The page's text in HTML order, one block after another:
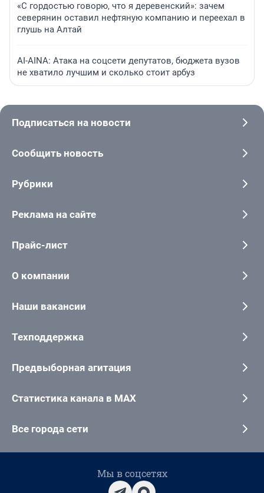
«С гордостью говорю, что я деревенский»: зачем
северянин оставил нефтяную компанию и переехал в
глушь на Алтай
AI-AINA: Атака на соцсети депутатов, бюджета вузов
не хватило лучшим и сколько стоит арбуз
Подписаться на новости
Сообщить новость
Рубрики
Реклама на сайте
Прайс-лист
О компании
Наши вакансии
Техподдержка
Предвыборная агитация
Статистика канала в MAX
Все города сети
Мы в соцсетях